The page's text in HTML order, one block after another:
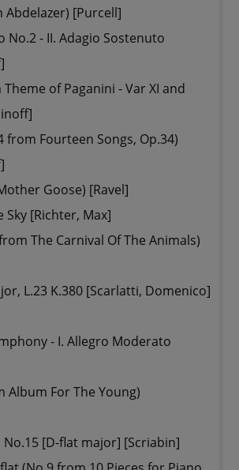
Abdelazer) [Purcell]
No.2 - II. Adagio Sostenuto
of Paganini - Var XI and
from Fourteen Songs, Op.34)
Goose) [Ravel]
Sky [Richter, Max]
The Carnival Of The Animals)
L.23 K.380 [Scarlatti, Domenico]
- I. Allegro Moderato
Album For The Young)
No.15 [D-flat major] [Scriabin]